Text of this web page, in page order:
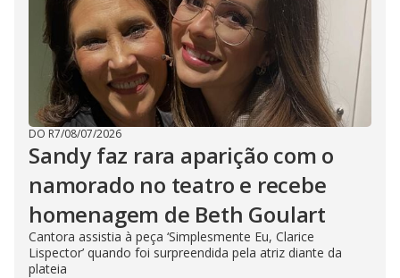
DO R7/08/07/2026
Sandy faz rara aparição com o
namorado no teatro e recebe
homenagem de Beth Goulart
Cantora assistia à peça ‘Simplesmente Eu, Clarice
Lispector’ quando foi surpreendida pela atriz diante da
plateia